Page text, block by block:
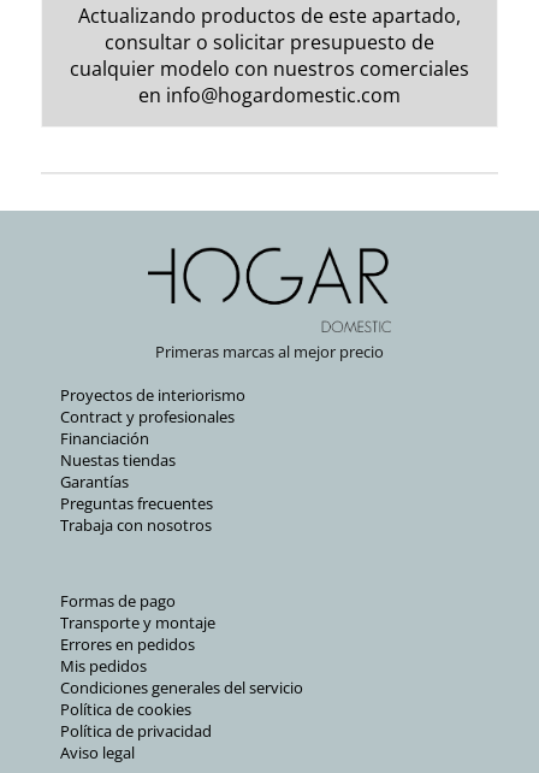
Actualizando productos de este apartado,
consultar o solicitar presupuesto de
cualquier modelo con nuestros comerciales
en info@hogardomestic.com
Primeras marcas al mejor precio
Proyectos de interiorismo
Contract y profesionales
Financiación
Nuestas tiendas
Garantías
Preguntas frecuentes
Trabaja con nosotros
Formas de pago
Transporte y montaje
Errores en pedidos
Mis pedidos
Condiciones generales del servicio
Política de cookies
Política de privacidad
Aviso legal